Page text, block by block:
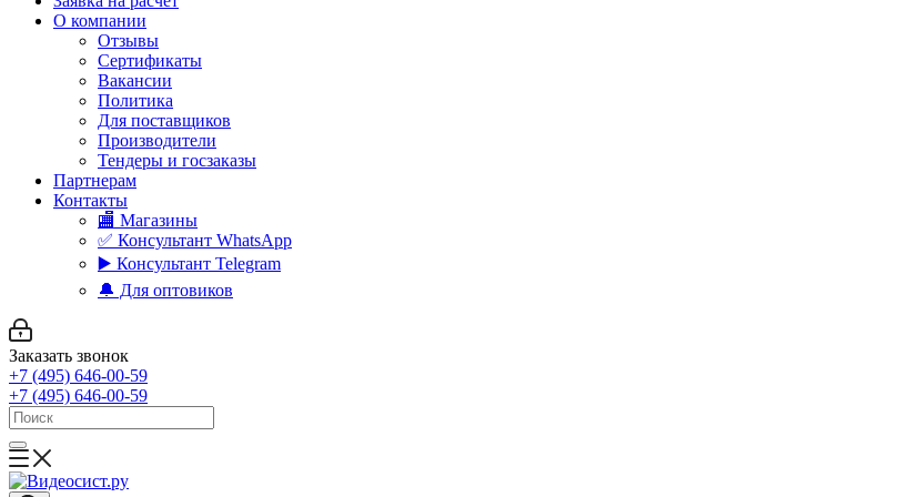
О компании
Отзывы
Сертификаты
Вакансии
Политика
Для поставщиков
Производители
Тендеры и госзаказы
Партнерам
Контакты
🏬 Магазины
✅️ Консультант WhatsApp
▶️ Консультант Telegram
🔔 Для оптовиков
Заказать звонок
+7 (495) 646-00-59
+7 (495) 646-00-59